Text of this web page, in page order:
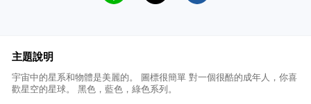
主題說明
宇宙中的星系和物體是美麗的。 圖標很簡單 對一個很酷的成年人，你喜
歡星空的星球。 黑色，藍色，綠色系列。